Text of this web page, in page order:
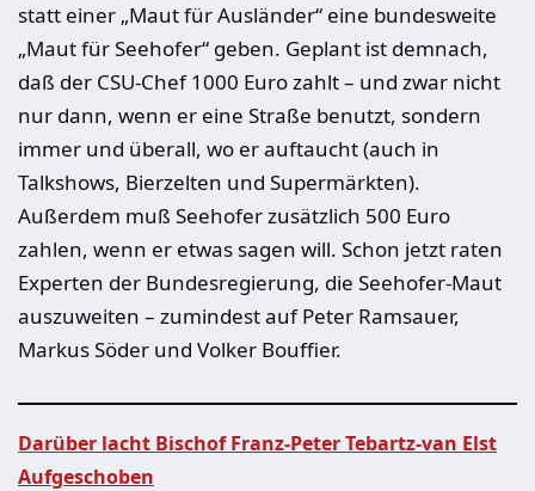
statt einer „Maut für Ausländer“ eine bundesweite
„Maut für Seehofer“ geben. Geplant ist demnach,
daß der CSU-Chef 1000 Euro zahlt – und zwar nicht
nur dann, wenn er eine Straße benutzt, sondern
immer und überall, wo er auftaucht (auch in
Talkshows, Bierzelten und Supermärkten).
Außerdem muß Seehofer zusätzlich 500 Euro
zahlen, wenn er etwas sagen will. Schon jetzt raten
Experten der Bundesregierung, die Seehofer-Maut
auszuweiten – zumindest auf Peter Ramsauer,
Markus Söder und Volker Bouffier.
Darüber lacht Bischof Franz-Peter Tebartz-van Elst
Aufgeschoben